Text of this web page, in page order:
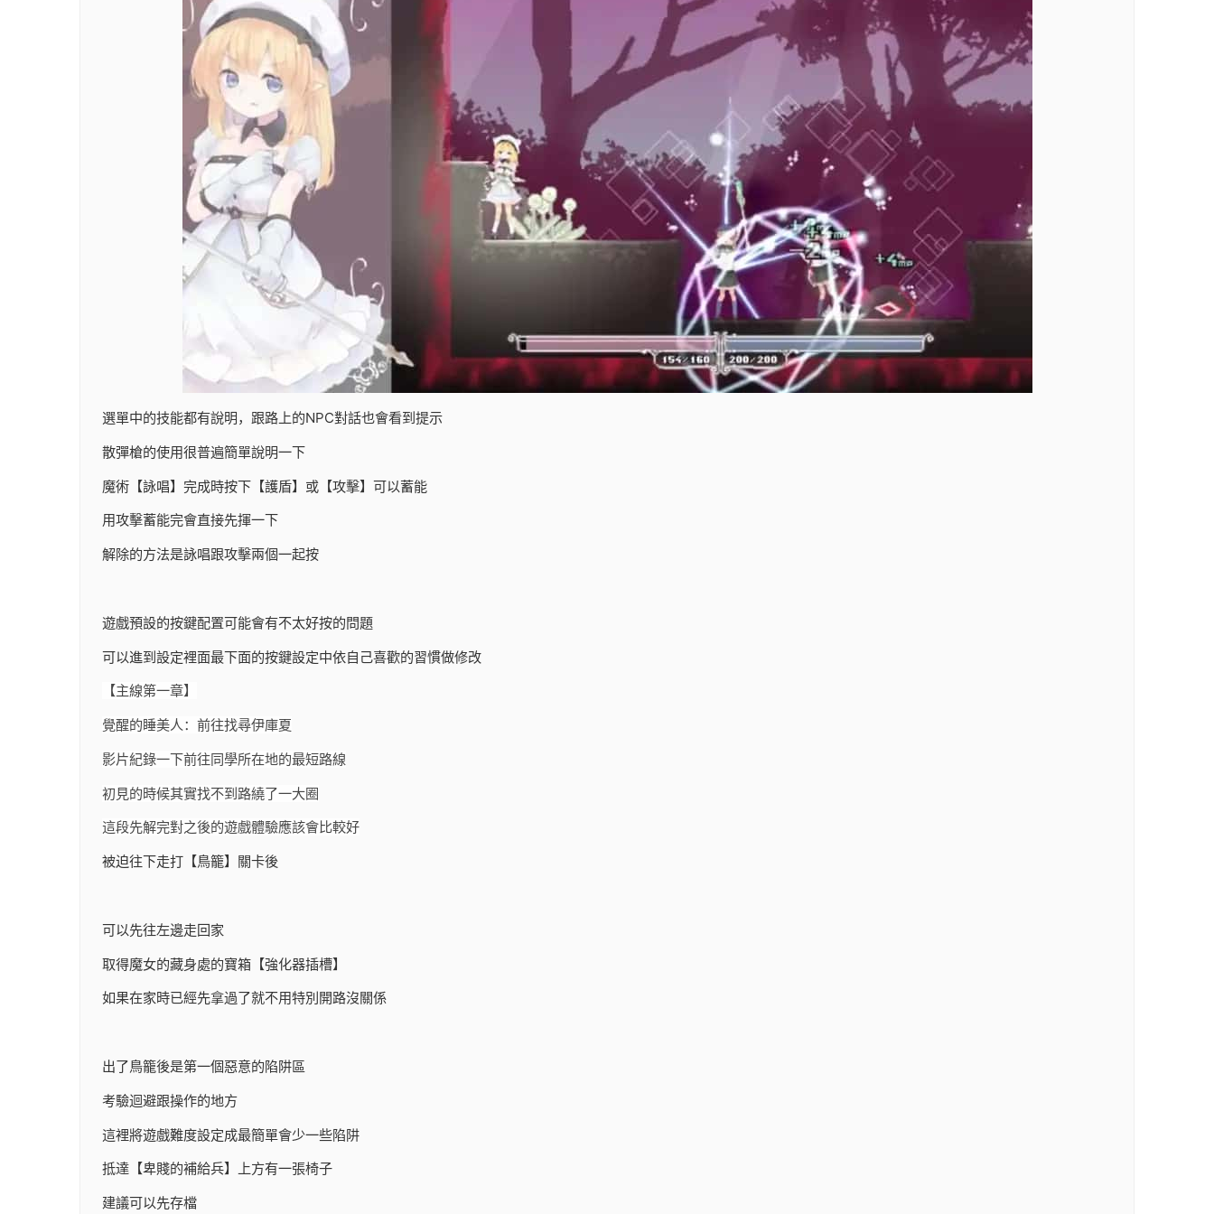
選單中的技能都有說明，跟路上的NPC對話也會看到提示
散彈槍的使用很普遍簡單說明一下
魔術【詠唱】完成時按下【護盾】或【攻擊】可以蓄能
用攻擊蓄能完會直接先揮一下
解除的方法是詠唱跟攻擊兩個一起按
遊戲預設的按鍵配置可能會有不太好按的問題
可以進到設定裡面最下面的按鍵設定中依自己喜歡的習慣做修改
【主線第一章】
覺醒的睡美人：前往找尋伊庫夏
影片紀錄一下前往同學所在地的最短路線
初見的時候其實找不到路繞了一大圈
這段先解完對之後的遊戲體驗應該會比較好
被迫往下走打【鳥籠】關卡後
可以先往左邊走回家
取得魔女的藏身處的寶箱【強化器插槽】
如果在家時已經先拿過了就不用特別開路沒關係
出了鳥籠後是第一個惡意的陷阱區
考驗迴避跟操作的地方
這裡將遊戲難度設定成最簡單會少一些陷阱
抵達【卑賤的補給兵】上方有一張椅子
建議可以先存檔